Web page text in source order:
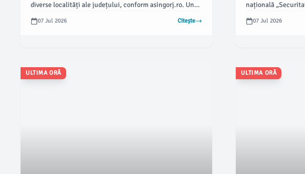
diverse localități ale județului, conform asingorj.ro. Unul
dintre proiectele esențiale în curs de implementare
vizează orașul Țicleni, având ca scop îmbunătățirea
07 Jul 2026 Citește
națională
școală și se aplică
elevilor din licee și
07 Jul 2026
ULTIMA ORĂ ULTIMA ORĂ